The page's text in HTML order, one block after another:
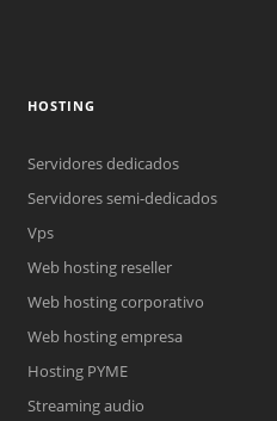
online
reunión online.
Online
de línea. Complete el formulario
HOSTING
Servidores dedicados
Servidores semi-dedicados
Vps
Web hosting reseller
Web hosting corporativo
Web hosting empresa
Hosting PYME
Streaming audio